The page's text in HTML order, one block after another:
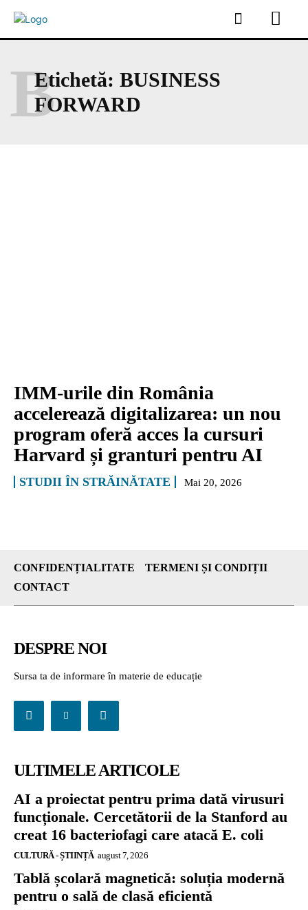
Etichetă: BUSINESS
FORWARD
B
IMM-urile din România
accelerează digitalizarea: un nou
program oferă acces la cursuri
Harvard și granturi pentru AI
STUDII ÎN STRĂINĂTATE Mai 20, 2026
CONFIDENȚIALITATE
TERMENI ȘI CONDIȚII
CONTACT
DESPRE NOI
Sursa ta de informare în materie de educație
ULTIMELE ARTICOLE
AI a proiectat pentru prima dată virusuri
funcționale. Cercetătorii de la Stanford au
creat 16 bacteriofagi care atacă E. coli
CULTURĂ - ȘTIINȚĂ august 7, 2026
Tablă școlară magnetică: soluția modernă
pentru o sală de clasă eficientă